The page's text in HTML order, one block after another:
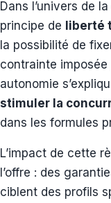
Dans l’univers de la
principe de liberté
la possibilité de
contrainte
autonomie
stimuler la
dans les formules
L’impact de cette
l’offre : des
ciblent des profils